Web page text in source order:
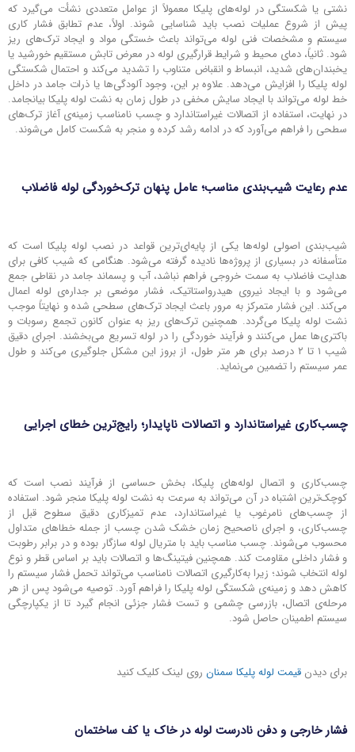
نشتی یا شکستگی در لوله‌های پلیکا معمولاً از عوامل متعددی نشأت می‌گیرد که
پیش از شروع عملیات نصب باید شناسایی شوند. اولاً، عدم تطابق فشار کاری
سیستم و مشخصات فنی لوله می‌تواند باعث خستگی مواد و ایجاد ترک‌های ریز
شود. ثانیاً، دمای محیط و شرایط قرارگیری لوله در معرض تابش مستقیم خورشید یا
یخبندان‌های شدید، انبساط و انقباض متناوب را تشدید می‌کند و احتمال شکستگی
لوله پلیکا را افزایش می‌دهد. علاوه بر این، وجود آلودگی‌ها یا ذرات جامد در داخل
خط لوله می‌تواند با ایجاد سایش مخفی در طول زمان به نشت لوله پلیکا بیانجامد.
در نهایت، استفاده از اتصالات غیراستاندارد و چسب نامناسب زمینه‌ی آغاز ترک‌های
سطحی را فراهم می‌آورد که در ادامه رشد کرده و منجر به شکست کامل می‌شوند.
عدم رعایت شیب‌بندی مناسب؛ عامل پنهان ترک‌خوردگی لوله فاضلاب
شیب‌بندی اصولی لوله‌ها یکی از پایه‌ای‌ترین قواعد در نصب لوله پلیکا است که
متأسفانه در بسیاری از پروژه‌ها نادیده گرفته می‌شود. هنگامی که شیب کافی برای
هدایت فاضلاب به سمت خروجی فراهم نباشد، آب و پسماند جامد در نقاطی جمع
می‌شود و با ایجاد نیروی هیدرواستاتیک، فشار موضعی بر جداره‌ی لوله اعمال
می‌کند. این فشار متمرکز به مرور باعث ایجاد ترک‌های سطحی شده و نهایتاً موجب
نشت لوله پلیکا می‌گردد. همچنین ترک‌های ریز به عنوان کانون تجمع رسوبات و
باکتری‌ها عمل می‌کنند و فرآیند خوردگی را در لوله تسریع می‌بخشند. اجرای دقیق
شیب ۱ تا ۲ درصد برای هر متر طول، از بروز این مشکل جلوگیری می‌کند و طول
عمر سیستم را تضمین می‌نماید.
چسب‌کاری غیراستاندارد و اتصالات ناپایدار؛ رایج‌ترین خطای اجرایی
چسب‌کاری و اتصال لوله‌های پلیکا، بخش حساسی از فرآیند نصب است که
کوچک‌ترین اشتباه در آن می‌تواند به سرعت به نشت لوله پلیکا منجر شود. استفاده
از چسب‌های نامرغوب یا غیراستاندارد، عدم تمیزکاری دقیق سطوح قبل از
چسب‌کاری، و اجرای ناصحیح زمان خشک شدن چسب از جمله خطاهای متداول
محسوب می‌شوند. چسب مناسب باید با متریال لوله سازگار بوده و در برابر رطوبت
و فشار داخلی مقاومت کند. همچنین فیتینگ‌ها و اتصالات باید بر اساس قطر و نوع
لوله انتخاب شوند؛ زیرا به‌کارگیری اتصالات نامناسب می‌تواند تحمل فشار سیستم را
کاهش دهد و زمینه‌ی شکستگی لوله پلیکا را فراهم آورد. توصیه می‌شود پس از هر
مرحله‌ی اتصال، بازرسی چشمی و تست فشار جزئی انجام گیرد تا از یکپارچگی
سیستم اطمینان حاصل شود.
برای دیدن قیمت لوله پلیکا سمنان روی لینک کلیک کنید
فشار خارجی و دفن نادرست لوله در خاک یا کف ساختمان